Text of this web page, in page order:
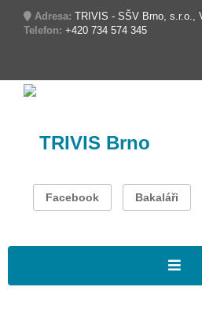
Adresa: TRIVIS - SŠV Brno, s.r.o.,
Telefon: +420 734 574 345
TRIVIS Brno
Facebook Bakaláři